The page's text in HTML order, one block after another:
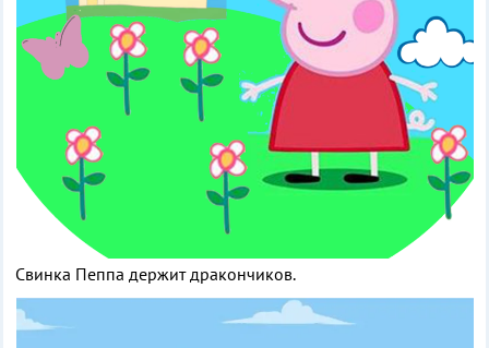
Свинка Пеппа держит дракончиков.